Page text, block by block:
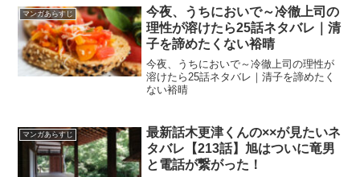
マンガあらすじ
今夜、うちにおいで～冷徹上司の
理性が溶けたら25話ネタバレ｜清
子を諦めたくない裕晴
今夜、うちにおいで～冷徹上司の理性が
溶けたら25話ネタバレ｜清子を諦めたく
ない裕晴
マンガあらすじ
最新話木更津くんの××が見たいネ
タバレ【213話】旭はついに竜男
と電話が繋がった！